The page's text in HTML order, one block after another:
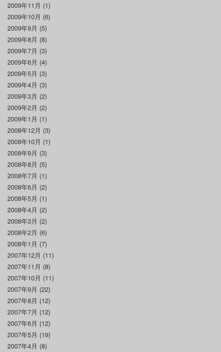
2009年11月 (1)
2009年10月 (6)
2009年9月 (5)
2009年8月 (8)
2009年7月 (3)
2009年6月 (4)
2009年5月 (3)
2009年4月 (3)
2009年3月 (2)
2009年2月 (2)
2009年1月 (1)
2008年12月 (3)
2008年10月 (1)
2008年9月 (3)
2008年8月 (5)
2008年7月 (1)
2008年6月 (2)
2008年5月 (1)
2008年4月 (2)
2008年3月 (2)
2008年2月 (6)
2008年1月 (7)
2007年12月 (11)
2007年11月 (8)
2007年10月 (11)
2007年9月 (22)
2007年8月 (12)
2007年7月 (12)
2007年6月 (12)
2007年5月 (19)
2007年4月 (8)